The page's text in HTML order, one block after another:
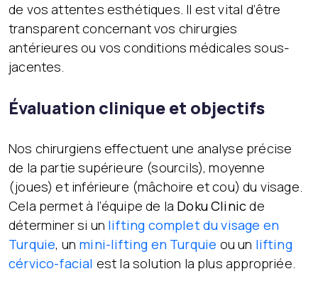
de vos attentes esthétiques. Il est vital d’être
transparent concernant vos chirurgies
antérieures ou vos conditions médicales sous-
jacentes.
Évaluation clinique et objectifs
Nos chirurgiens effectuent une analyse précise
de la partie supérieure (sourcils), moyenne
(joues) et inférieure (mâchoire et cou) du visage.
Cela permet à l’équipe de la Doku Clinicde
déterminer si un lifting complet du visage en
Turquie, un mini-lifting en Turquie ou un lifting
cérvico-facial est la solution la plus appropriée.